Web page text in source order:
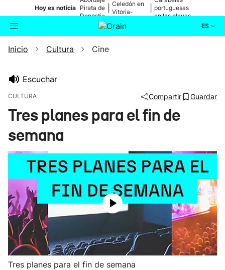
Hoy es noticia Pirata de
Donostia
Celedón en
Vitoria-
portuguesas
en las playas
ES
Buscador Actualidad
Eguraldia
Inicio Cultura Cine
Escuchar
CULTURA Compartir Guardar
Tres planes para el fin de
semana
Tres planes para el fin de semana